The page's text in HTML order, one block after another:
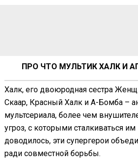
ПРО ЧТО МУЛЬТИК ХАЛК И
Халк, его двоюродная сестра
Скаар, Красный Халк и А-Бомба –
мультсериала, более чем
угроз, с которыми сталкиваться
доводилось, эти супергерои
ради совместной борьбы.